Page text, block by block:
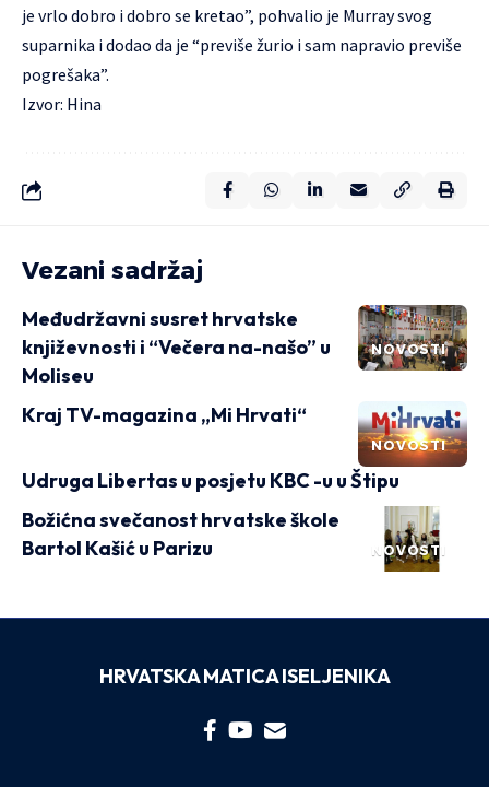
je vrlo dobro i dobro se kretao”, pohvalio je Murray svog
suparnika i dodao da je “previše žurio i sam napravio previše
pogrešaka”.
Izvor: Hina
Vezani sadržaj
NOVOSTI
Međudržavni susret hrvatske
književnosti i “Večera na-našo” u
Moliseu
NOVOSTI
Kraj TV-magazina „Mi Hrvati“
Udruga Libertas u posjetu KBC -u u Štipu
NOVOSTI
Božićna svečanost hrvatske škole
Bartol Kašić u Parizu
HRVATSKA MATICA ISELJENIKA